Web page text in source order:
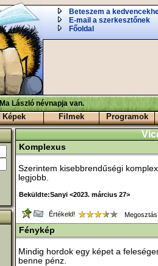
Beteszem a
E-mail a szerkesztőnek
Főoldal
Ma László névnapja van.
Képek Filmek Programok
Komplexus
Szerintem kisebbrendűségi
legjobb.
Beküldte:Sanyi <2023. március 27>
Értékeld!
Fénykép
Mindig hordok egy képet a
benne pénz.